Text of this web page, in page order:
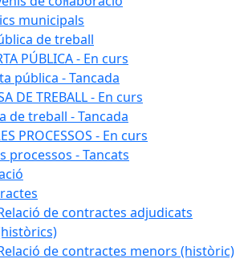
municipals
de treball
PÚBLICA - En curs
pública - Tancada
DE TREBALL - En curs
de treball - Tancada
PROCESSOS - En curs
processos - Tancats
de contractes adjudicats
de contractes menors (històric)